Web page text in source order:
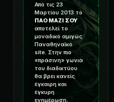
Από τις 23
Μαρτίου 2013 το
ΠΑΟ ΜΑΖΙ ΣΟΥ
αποτελεί το
μοναδικό αμιγώς
Παναθηναϊκό
site. Στην πιο
«πράσινη» γωνιά
του διαδικτύου
θα βρει κανείς
έγκαιρη και
έγκυρη
ενημέρωση,